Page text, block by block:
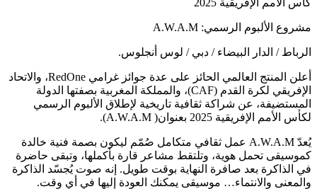
كأس الأمم الإفريقية 2025
مشروع الألبوم الرسمي: A.W.A.M
الرباط / الدار البيضاء / دبي / لوس أنجلوس.
أعلن المنتج العالمي الحائز على عدة جوائز غرامي RedOne، والاتحاد
الإفريقي لكرة القدم (CAF)، والمملكة المغربية بصفتها الدولة
المستضيفة، عن شراكة ثقافية تاريخية لإطلاق الألبوم الرسمي
لكأس الأمم الإفريقية 2025 بعنوان( A.W.A.M).
يُعدّ A.W.A.M عمل ثقافي متكامل صُمّم ليكون بصمة فنية خالدة
كموسيقى تحمل هوية، وتلتقط مشاعر قارة بأكملها، وتبقى حاضرة
في الذاكرة بعد صافرة النهاية بوقت طويل. إنه صوت يُجسّد الذاكرة
والمعنى والانتماء… موسيقى يمكنك العودة إليها في أي وقت.